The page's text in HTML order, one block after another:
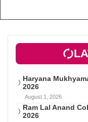
Haryana
2026
August 1, 2026
Ram Lal Anand
2026